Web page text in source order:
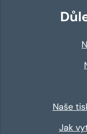
Naše
Jak